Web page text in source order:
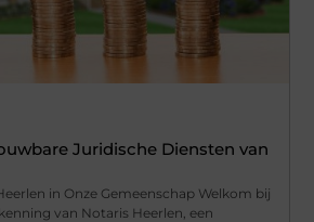
Juridische Diensten van
in Onze Gemeenschap Welkom bij
van Notaris Heerlen, een